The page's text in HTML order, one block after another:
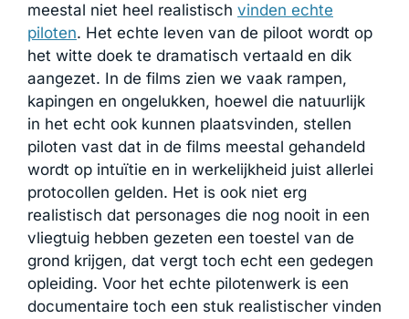
meestal niet heel realistisch vinden echte
piloten. Het echte leven van de piloot wordt op
het witte doek te dramatisch vertaald en dik
aangezet. In de films zien we vaak rampen,
kapingen en ongelukken, hoewel die natuurlijk
in het echt ook kunnen plaatsvinden, stellen
piloten vast dat in de films meestal gehandeld
wordt op intuïtie en in werkelijkheid juist allerlei
protocollen gelden. Het is ook niet erg
realistisch dat personages die nog nooit in een
vliegtuig hebben gezeten een toestel van de
grond krijgen, dat vergt toch echt een gedegen
opleiding. Voor het echte pilotenwerk is een
documentaire toch een stuk realistischer vinden